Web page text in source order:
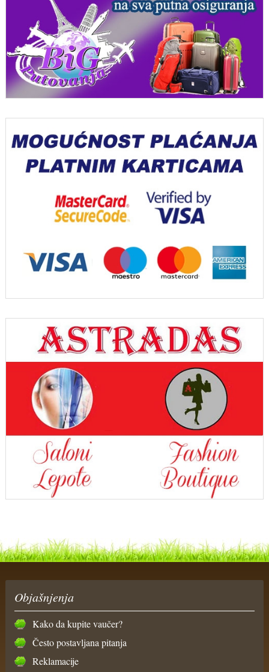
Objašnjenja
Kako da kupite vaučer?
Često postavljana pitanja
Reklamacije